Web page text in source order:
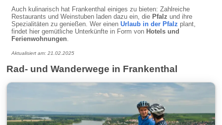
Auch kulinarisch hat Frankenthal einiges zu bieten: Zahlreiche
Restaurants und Weinstuben laden dazu ein, die Pfalz und ihre
Spezialitäten zu genießen. Wer einenUrlaub in der Pfalz plant,
findet hier gemütliche Unterkünfte in Form von Hotels und
Ferienwohnungen.
Aktualisiert am: 21.02.2025
Rad- und Wanderwege in Frankenthal